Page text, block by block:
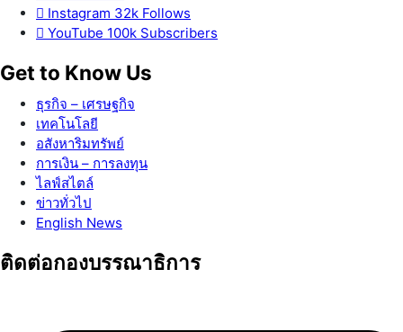
Instagram 32k Follows
YouTube 100k Subscribers
Get to Know Us
ธุรกิจ – เศรษฐกิจ
เทคโนโลยี
อสังหาริมทรัพย์
การเงิน – การลงทุน
ไลฟ์สไตล์
ข่าวทั่วไป
English News
ติดต่อกองบรรณาธิการ